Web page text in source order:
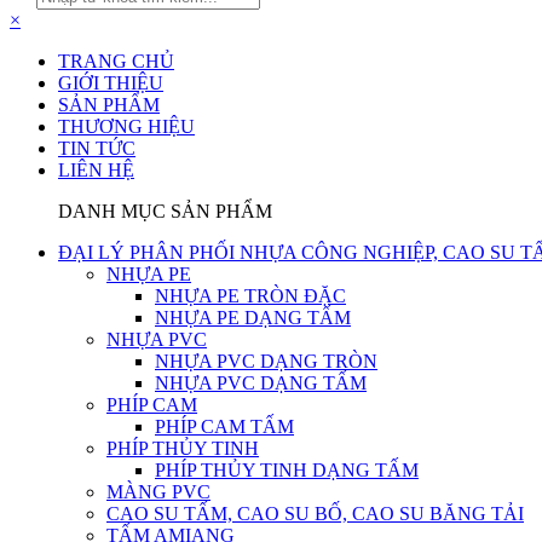
×
TRANG CHỦ
GIỚI THIỆU
SẢN PHẨM
THƯƠNG HIỆU
TIN TỨC
LIÊN HỆ
DANH MỤC SẢN PHẨM
ĐẠI LÝ PHÂN PHỐI NHỰA CÔNG NGHIỆP, CAO SU
NHỰA PE
NHỰA PE TRÒN ĐẶC
NHỰA PE DẠNG TẤM
NHỰA PVC
NHỰA PVC DẠNG TRÒN
NHỰA PVC DẠNG TẤM
PHÍP CAM
PHÍP CAM TẤM
PHÍP THỦY TINH
PHÍP THỦY TINH DẠNG TẤM
MÀNG PVC
CAO SU TẤM, CAO SU BỐ, CAO SU BĂNG TẢI
TẤM AMIANG